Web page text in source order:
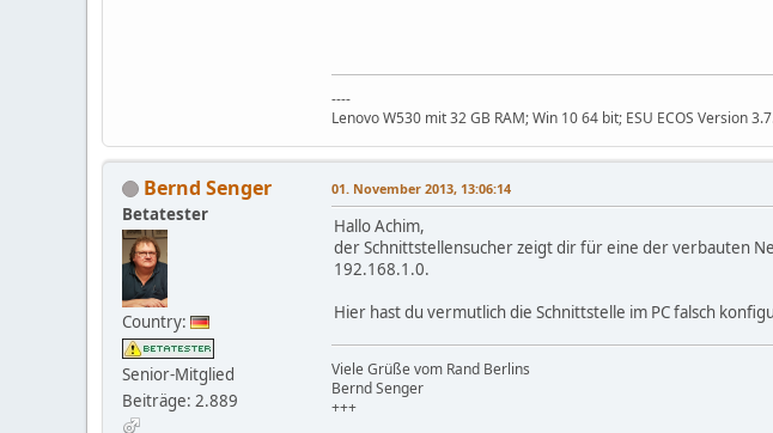
----
Lenovo W530 mit 32 GB RAM; Win 10 64 bit; ESU ECOS Version
Bernd Senger
Betatester
Country:
Senior-Mitglied
Beiträge: 2.889
01. November 2013, 13:06:14
Hallo Achim,
der Schnittstellensucher zeigt dir für eine der verbauten
192.168.1.0.
Hier hast du vermutlich die Schnittstelle im PC falsch
Viele Grüße vom Rand Berlins
Bernd Senger
+++